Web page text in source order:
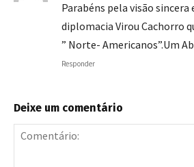
Parabéns pela visão
diplomacia Virou Cachorro
” Norte- Americanos”.Um
Responder
Deixe um comentário